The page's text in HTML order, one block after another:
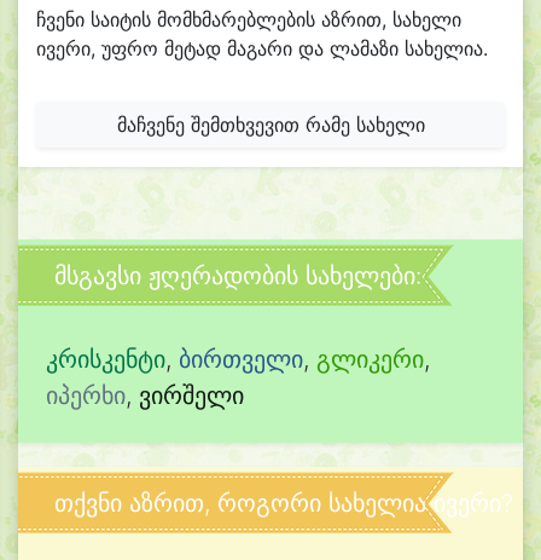
ჩვენი საიტის მომხმარებლების აზრით, სახელი
ივერი, უფრო მეტად მაგარი და ლამაზი სახელია.
მაჩვენე შემთხვევით რამე სახელი
მსგავსი ჟღერადობის სახელები:
კრისკენტი, ბირთველი, გლიკერი,
იპერხი, ვირშელი
თქვნი აზრით, როგორი სახელია ივერი?